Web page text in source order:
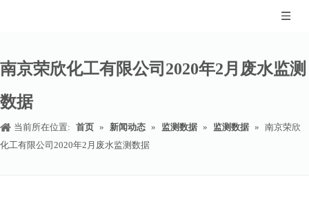
南京荣欣化工有限公司2020年2月废水监测
数据
当前所在位置: 首页 » 新闻动态 » 监测数据 » 监测数据 » 南京荣欣
化工有限公司2020年2月废水监测数据